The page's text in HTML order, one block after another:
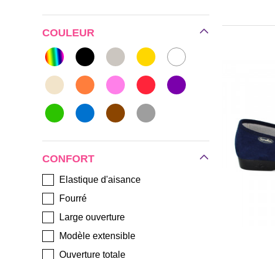
COULEUR
CONFORT
Elastique d'aisance
Fourré
Large ouverture
Modèle extensible
Ouverture totale